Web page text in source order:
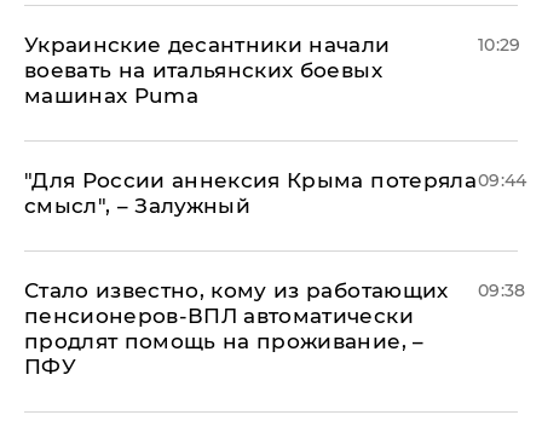
Украинские десантники начали
воевать на итальянских боевых
машинах Puma
10:29
"Для России аннексия Крыма потеряла
смысл", – Залужный
09:44
Стало известно, кому из работающих
пенсионеров-ВПЛ автоматически
продлят помощь на проживание, –
ПФУ
09:38